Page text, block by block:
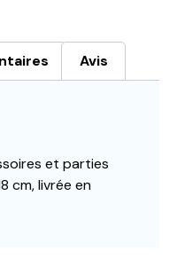
Avis
et parties
cm, livrée en